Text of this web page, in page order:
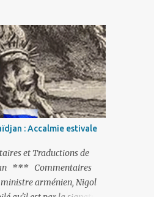
le coup d’Etat mené par
et trouve normal que
jugés. Mais là où le bât
actions menées par le
et pour certains sur la
lui-même.
: Accalmie estivale
et Traductions de
*** Commentaires
arménien, Nigol